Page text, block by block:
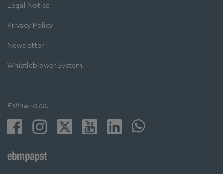
Legal Notice
Privacy Policy
Newsletter
Whistleblower System
Follow us on: